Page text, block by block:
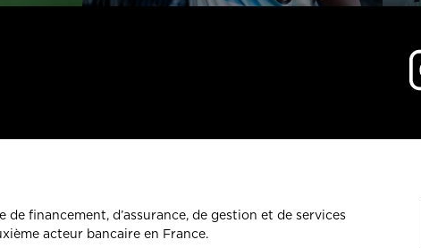
financement, d’assurance, de gestion et de services
acteur bancaire en France.